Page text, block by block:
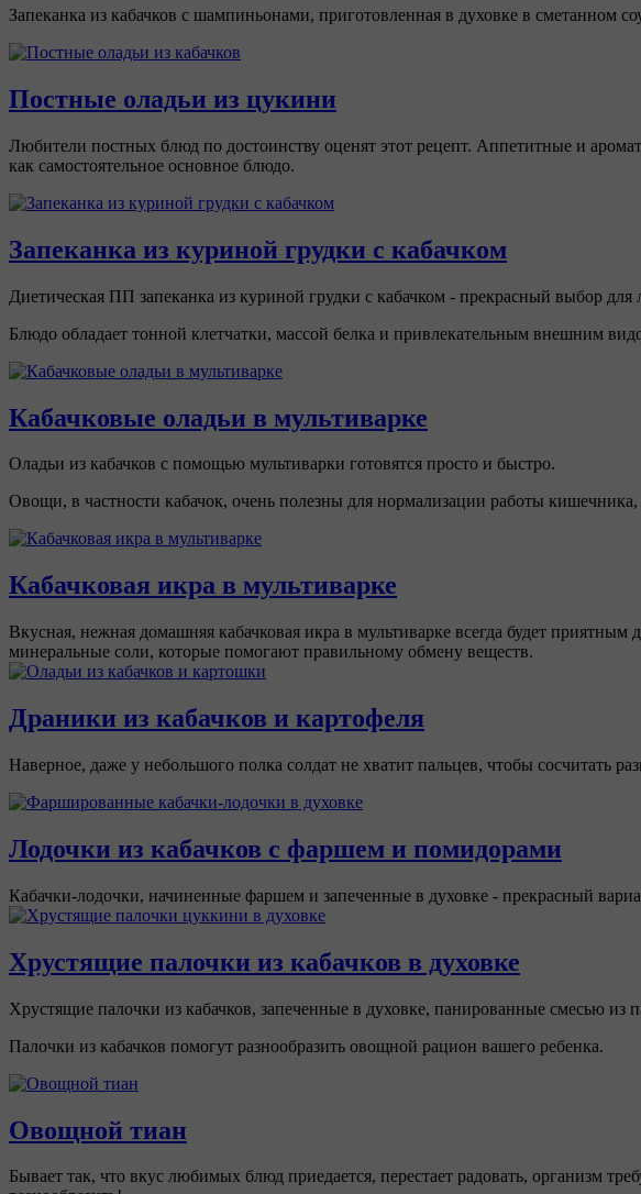
Запеканка из кабачков с шампиньонами, приготовленная в духовке в сметанном
Постные оладьи из цукини
Любители постных блюд по достоинству оценят этот рецепт. Аппетитные и
как самостоятельное основное блюдо.
Запеканка из куриной грудки с кабачком
Диетическая ПП запеканка из куриной грудки с кабачком - прекрасный выбор
Блюдо обладает тонной клетчатки, массой белка и привлекательным внешним
Кабачковые оладьи в мультиварке
Оладьи из кабачков с помощью мультиварки готовятся просто и быстро.
Овощи, в частности кабачок, очень полезны для нормализации работы
Кабачковая икра в мультиварке
Вкусная, нежная домашняя кабачковая икра в мультиварке всегда будет
минеральные соли, которые помогают правильному обмену веществ.
Драники из кабачков и картофеля
Наверное, даже у небольшого полка солдат не хватит пальцев, чтобы сосчитать
Лодочки из кабачков с фаршем и помидорами
Кабачки-лодочки, начиненные фаршем и запеченные в духовке - прекрасный
Хрустящие палочки из кабачков в духовке
Хрустящие палочки из кабачков, запеченные в духовке, панированные смесью из
Палочки из кабачков помогут разнообразить овощной рацион вашего ребенка.
Овощной тиан
Бывает так, что вкус любимых блюд приедается, перестает радовать, организм